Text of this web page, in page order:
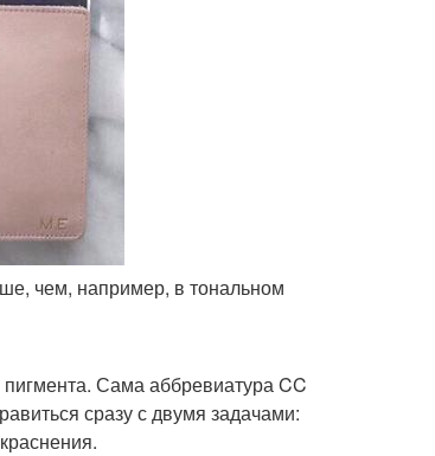
чем, например, в тональном
Сама аббревиатура CC
сразу с двумя задачами: